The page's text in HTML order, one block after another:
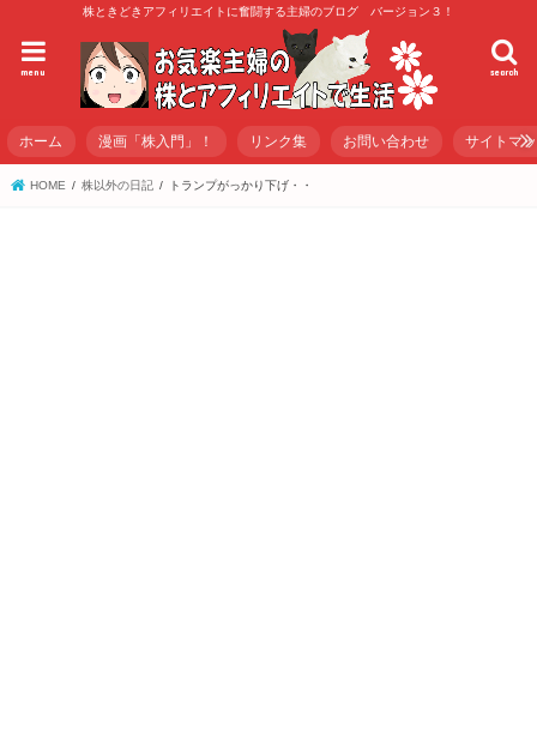
株ときどきアフィリエイトに奮闘する主婦のブログ バージョン３！
search
menu
ホーム 漫画「株入門」！ リンク集 お問い合わせ サイトマ
HOME 株以外の日記 トランプがっかり下げ・・